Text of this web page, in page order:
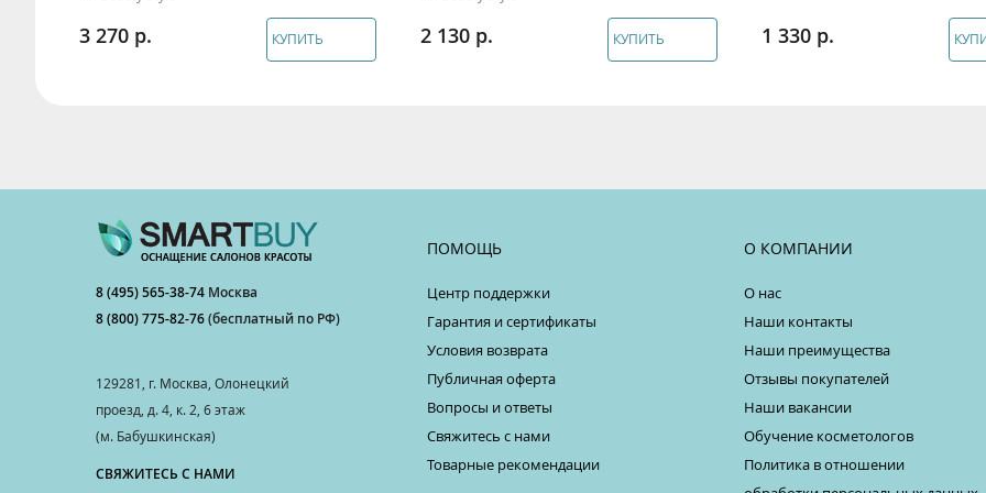
3 270 КУПИТЬ 2 130 КУПИТЬ 1 330
8 (495) 565-38-74 Москва
8 (800) 775-82-76(бесплатный по РФ)
129281, г. Москва, Олонецкий
проезд, д. 4, к. 2, 6 этаж
(м. Бабушкинская)
СВЯЖИТЕСЬ С НАМИ
ПОМОЩЬ
Центр поддержки
Гарантия и сертификаты
Условия возврата
Публичная оферта
Вопросы и ответы
Свяжитесь с нами
Товарные рекомендации
О КОМПАНИИ
О нас
Наши контакты
Наши преимущества
Отзывы покупателей
Наши вакансии
Обучение косметологов
Политика в отношении